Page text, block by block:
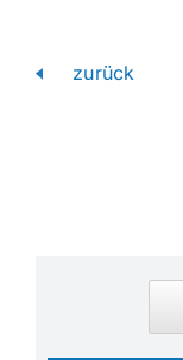
zurück